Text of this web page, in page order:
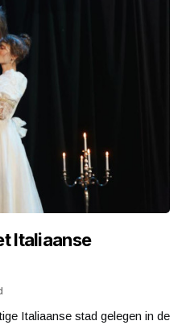
Italiaanse
Italiaanse stad gelegen in de